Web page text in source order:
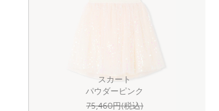
スカート
パウダーピンク
75,460円(税込)